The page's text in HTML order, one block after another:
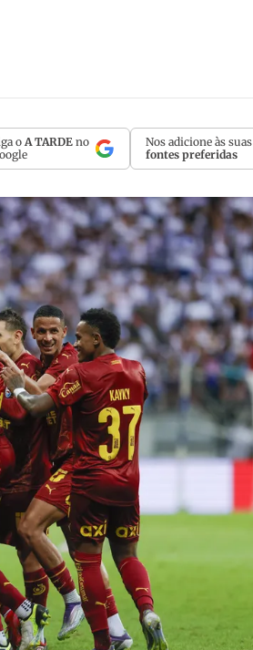
oA TARDE no
Nos adicione às suas
fontes preferidas